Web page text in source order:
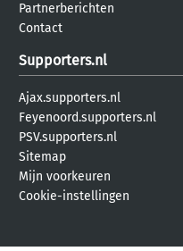
Partnerberichten
Contact
Supporters.nl
Ajax.supporters.nl
Feyenoord.supporters.nl
PSV.supporters.nl
Sitemap
Mijn voorkeuren
Cookie-instellingen